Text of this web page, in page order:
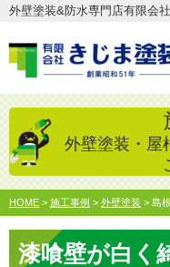
外壁塗装&防水専門店有限会
外壁塗装・屋
HOME > 施工事例 > 外壁塗装 > 島根
漆喰壁が白く